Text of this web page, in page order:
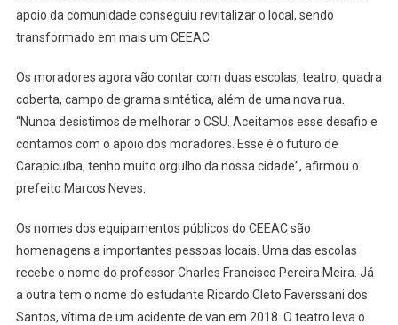
apoio da comunidade conseguiu revitalizar o local, sendo
transformado em mais um CEEAC.
Os moradores agora vão contar com duas escolas, teatro, quadra
coberta, campo de grama sintética, além de uma nova rua.
“Nunca desistimos de melhorar o CSU. Aceitamos esse desafio e
contamos com o apoio dos moradores. Esse é o futuro de
Carapicuíba, tenho muito orgulho da nossa cidade”, afirmou o
prefeito Marcos Neves.
Os nomes dos equipamentos públicos do CEEAC são
homenagens a importantes pessoas locais. Uma das escolas
recebe o nome do professor Charles Francisco Pereira Meira. Já
a outra tem o nome do estudante Ricardo Cleto Faverssani dos
Santos, vítima de um acidente de van em 2018. O teatro leva o